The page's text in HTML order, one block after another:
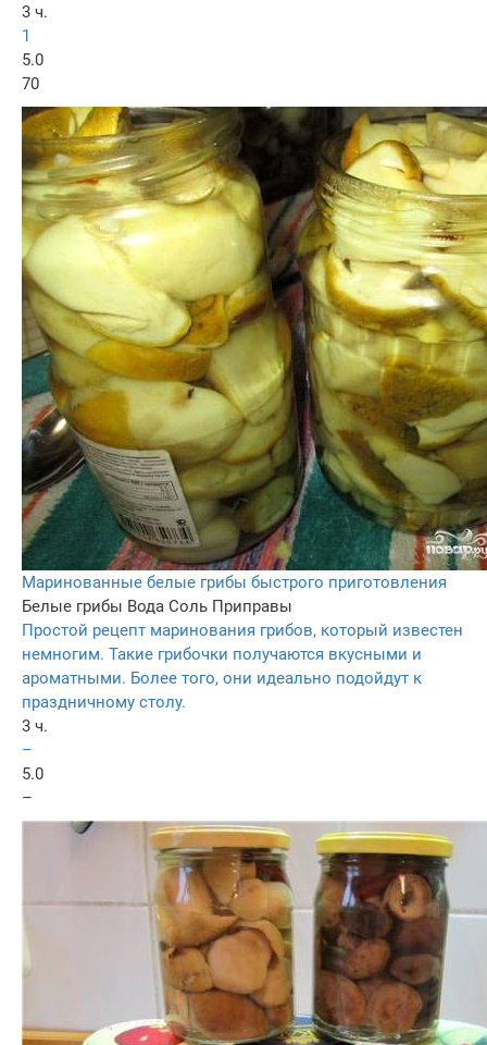
3 ч.
1
5.0
70
Маринованные белые грибы быстрого приготовления
Белые грибы Вода Соль Приправы
Простой рецепт маринования грибов, который известен
немногим. Такие грибочки получаются вкусными и
ароматными. Более того, они идеально подойдут к
праздничному столу.
3 ч.
–
5.0
–